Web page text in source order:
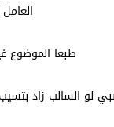
طبعا الموضوع
لو السالب زاد بتسيب